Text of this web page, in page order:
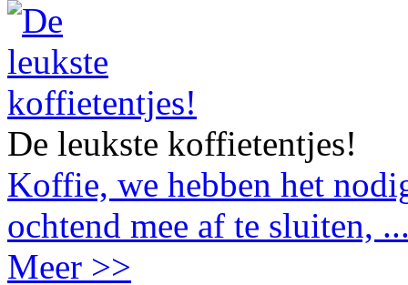
De leukste koffietentjes!
Koffie, we hebben het
ochtend mee af te sluiten,
Meer >>